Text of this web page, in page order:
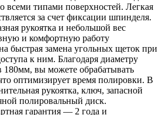
всеми типами поверхностей. Легкая
за счет фиксации шпинделя.
рукоятка и небольшой вес
и комфортную работу
быстрая замена угольных щеток при
к ним. Благодаря диаметру
180мм, вы можете обрабатывать
оптимизирует время полировки. В
рукоятка, ключ, запасной
полировальный диск.
гарантия — 2 года и